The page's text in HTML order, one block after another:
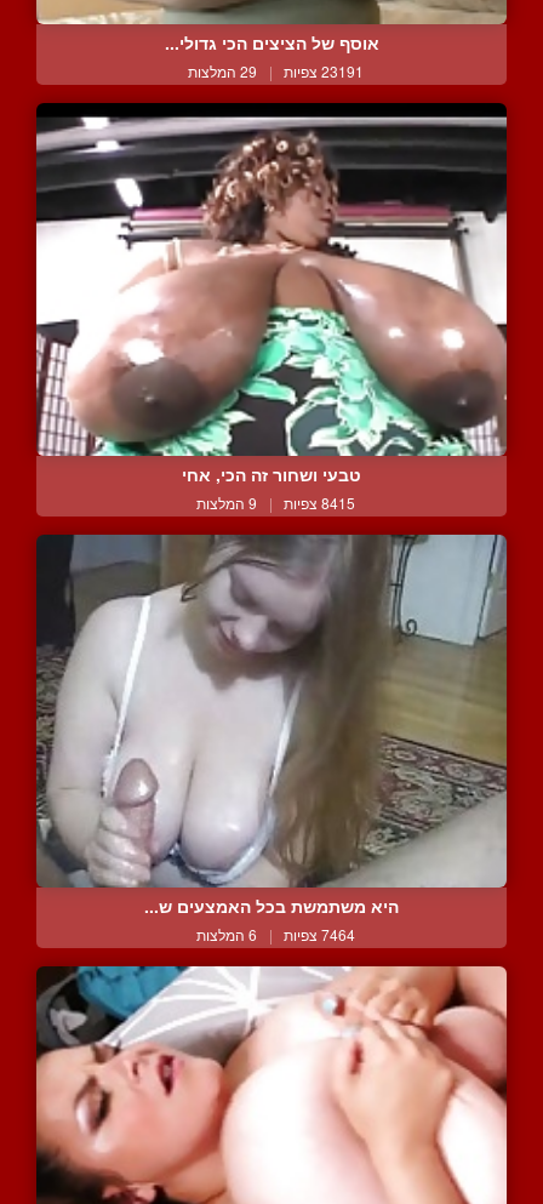
אוסף של הציצים הכי גדולי...
23191 צפיות | 29 המלצות
טבעי ושחור זה הכי, אחי
8415 צפיות | 9 המלצות
היא משתמשת בכל האמצעים ש...
7464 צפיות | 6 המלצות